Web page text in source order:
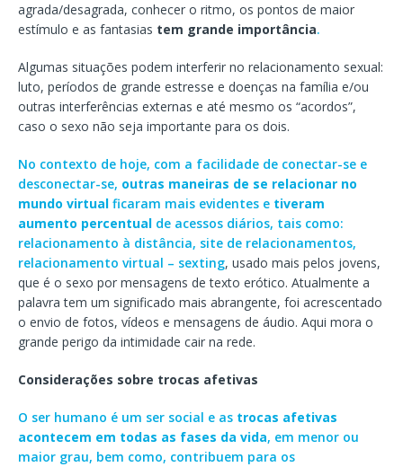
agrada/desagrada, conhecer o ritmo, os pontos de maior
estímulo e as fantasias tem grande importância.
Algumas situações podem interferir no relacionamento sexual:
luto, períodos de grande estresse e doenças na família e/ou
outras interferências externas e até mesmo os “acordos”,
caso o sexo não seja importante para os dois.
No contexto de hoje, com a facilidade de conectar-se e
desconectar-se, outras maneiras de se relacionar no
mundo virtual ficaram mais evidentes e tiveram
aumento percentual de acessos diários, tais como:
relacionamento à distância, site de relacionamentos,
relacionamento virtual – sexting, usado mais pelos jovens,
que é o sexo por mensagens de texto erótico. Atualmente a
palavra tem um significado mais abrangente, foi acrescentado
o envio de fotos, vídeos e mensagens de áudio. Aqui mora o
grande perigo da intimidade cair na rede.
Considerações sobre trocas afetivas
O ser humano é um ser social e as trocas afetivas
acontecem em todas as fases da vida, em menor ou
maior grau, bem como, contribuem para os